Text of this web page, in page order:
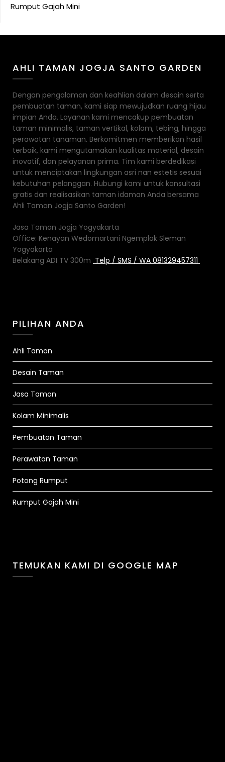
Rumput Gajah Mini
AHLI TAMAN JOGJA SANTO GARDEN
Dengan pengalaman dan keahlian dalam desain serta
pembuatan taman, kami siap mewujudkan ruang hijau
impian Anda. Layanan kami mencakup pembuatan
taman minimalis, taman vertikal, kolam, tebing, hingga
perawatan tanaman. Berkomitmen memberikan hasil
terbaik, kami mengutamakan kualitas material, desain
inovatif, dan pelayanan prima. Tim kami berdedikasi
untuk menciptakan lingkungan asri nan estetis sesuai
kebutuhan pelanggan. Hubungi kami untuk konsultasi
gratis dan realisasikan taman idaman Anda bersama
Ahli Taman Jogja Santo Garden!
Jasa Taman Jogja Yogyakarta
Office: Kenayan Wedomartani Ngemplak Sleman
Yogyakarta
Belakang ADI TV 300m Telp / SMS / WA 081329457311
PILIHAN ANDA
Ahli Taman
Desain Taman
Jasa Taman
Kolam Minimalis
Pembuatan Taman
Perawatan Taman
Potong Rumput
Rumput Gajah Mini
TEMUKAN KAMI DI GOOGLE MAP